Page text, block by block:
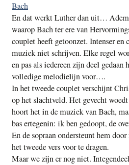
Bach
En dat werkt Luther dan uit…
waarop Bach ter ere van
couplet heeft getoonzet. Intenser
muziek niet schrijven. Elke regel
en pas als iedereen zijn deel gedaan
volledige melodielijn voor….
In het tweede couplet verschijnt
op het slachtveld. Het gevecht
hoort het in de muziek van Bach,
bas ertegenin: ik ben gedoopt, de
En de sopraan ondersteunt hem
het tweede vers voor te dragen.
Maar we zijn er nog niet.